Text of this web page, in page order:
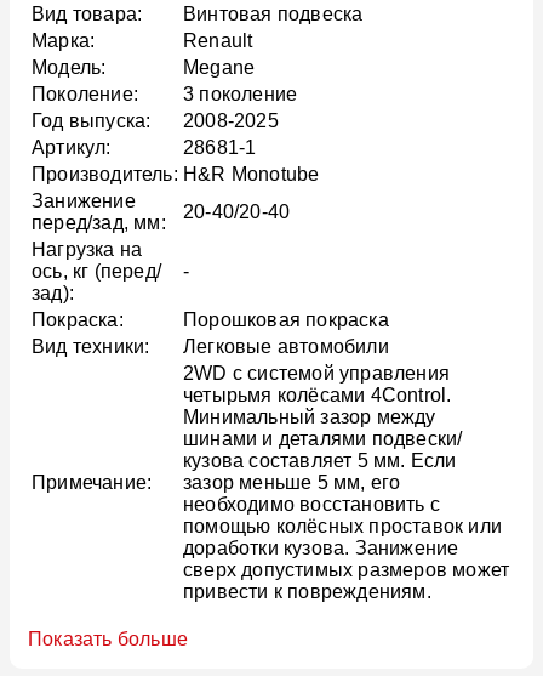
Вид товара:
Винтовая подвеска
Марка:
Renault
Модель:
Megane
Поколение:
3 поколение
Год выпуска:
2008-2025
Артикул:
28681-1
Производитель: H&R Monotube
Занижение
перед/зад, мм:
20-40/20-40
Нагрузка на
ось, кг (перед/
зад):
-
Покраска:
Порошковая покраска
Вид техники:
Легковые автомобили
Примечание:
2WD с системой управления
четырьмя колёсами 4Control.
Минимальный зазор между
шинами и деталями подвески/
кузова составляет 5 мм. Если
зазор меньше 5 мм, его
необходимо восстановить с
помощью колёсных проставок или
доработки кузова. Занижение
сверх допустимых размеров может
привести к повреждениям.
Показать больше